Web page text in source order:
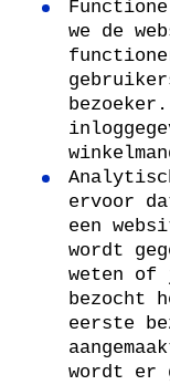
we de
ervoor
een
wordt
weten
bezocht
eerste
wordt er